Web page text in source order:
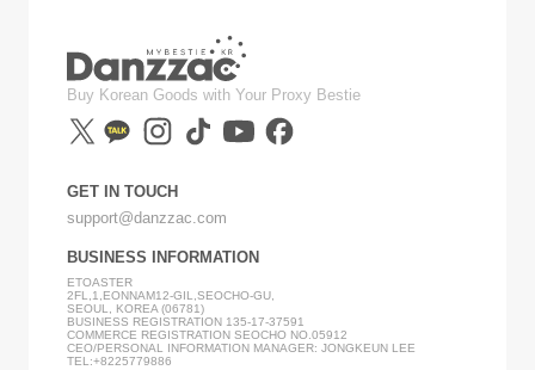
Buy Korean Goods with Your Proxy Bestie
GET IN TOUCH
support@danzzac.com
BUSINESS INFORMATION
ETOASTER
2FL,1,EONNAM12-GIL,SEOCHO-GU,
SEOUL, KOREA (06781)
BUSINESS REGISTRATION 135-17-37591
COMMERCE REGISTRATION SEOCHO NO.05912
CEO/PERSONAL INFORMATION MANAGER: JONGKEUN LEE
TEL:+8225779886